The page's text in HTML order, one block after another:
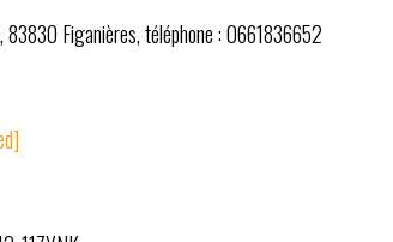
83830 Figanières, téléphone : 0661836652